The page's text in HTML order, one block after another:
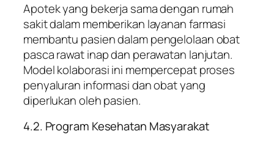
Apotek yang bekerja sama dengan rumah
sakit dalam memberikan layanan farmasi
membantu pasien dalam pengelolaan obat
pasca rawat inap dan perawatan lanjutan.
Model kolaborasi ini mempercepat proses
penyaluran informasi dan obat yang
diperlukan oleh pasien.
4.2. Program Kesehatan Masyarakat